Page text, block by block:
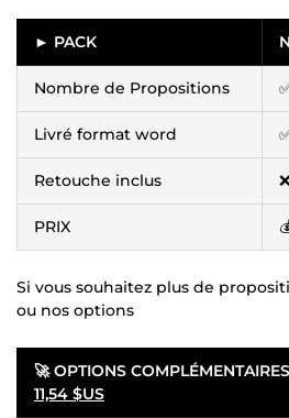
► PACK
Nombre de Propositions
Livré format word
Retouche inclus ❌
PRIX
Si vous souhaitez plus de
ou nos options
🚀OPTIONS
11,54 $US